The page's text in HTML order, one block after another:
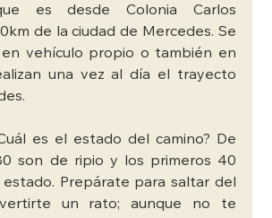
es desde Colonia Carlos
de la ciudad de Mercedes. Se
vehículo propio o también en
una vez al día el trayecto
es el estado del camino? De
son de ripio y los primeros 40
Prepárate para saltar del
un rato; aunque no te